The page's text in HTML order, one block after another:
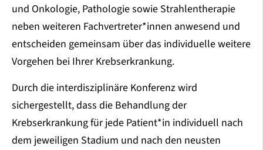
und Onkologie, Pathologie sowie Strahlentherapie
neben weiteren Fachvertreter*innen anwesend und
entscheiden gemeinsam über das individuelle weitere
Vorgehen bei Ihrer Krebserkrankung.
Durch die interdisziplinäre Konferenz wird
sichergestellt, dass die Behandlung der
Krebserkrankung für jede Patient*in individuell nach
dem jeweiligen Stadium und nach den neusten